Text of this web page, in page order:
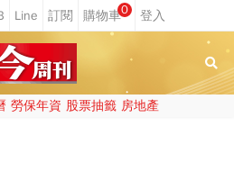
0
勞保年資 股票抽籤 房地產